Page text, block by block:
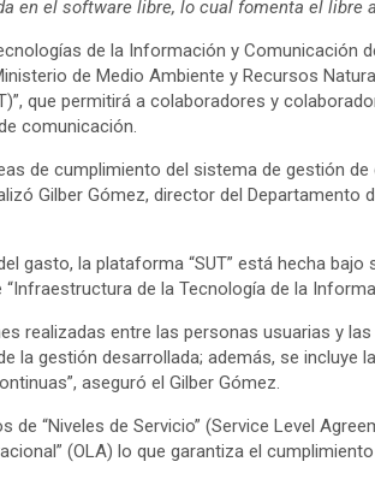
en el software libre, lo cual fomenta el libre
de la Información y Comunicación
de Medio Ambiente y Recursos
que permitirá a colaboradores y
comunicación.
de cumplimiento del sistema de gestión
Gilber Gómez, director del Departamento
gasto, la plataforma “SUT” está hecha
de la Tecnología de la
realizadas entre las personas usuarias y
la gestión desarrollada; además, se incluye
aseguró el Gilber Gómez.
“Niveles de Servicio” (Service Level
(OLA) lo que garantiza el